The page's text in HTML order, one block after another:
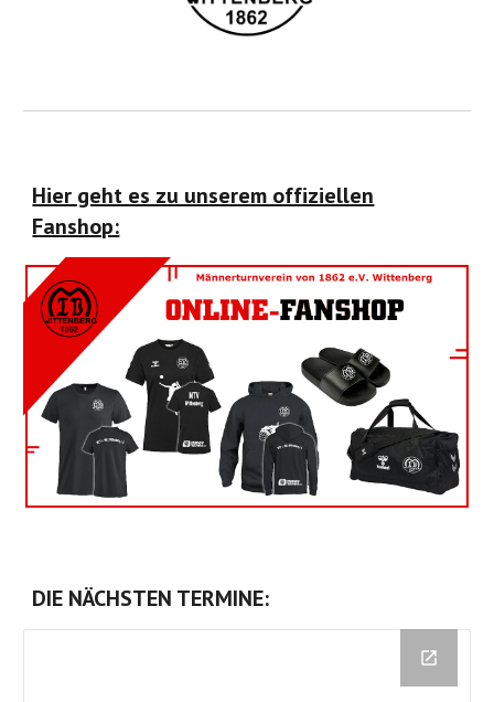
Hier geht es zu unserem offiziellen
Fanshop:
DIE NÄCHSTEN TERMINE: